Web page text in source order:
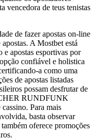
vencedora de teus tenistas
de fazer apostas on-line
A Mostbet está
e apostas esportivas por
confiável e holistica
a como uma
de apostas listadas
possam desfrutar de
RUNDFUNK
Para mais
basta observar
oferece promoções